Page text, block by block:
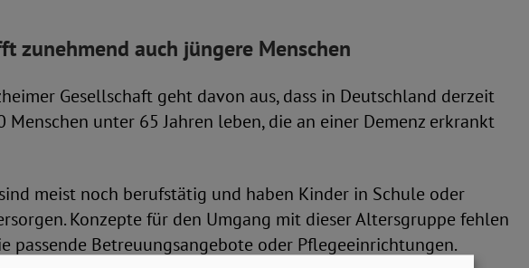
zunehmend auch jüngere Menschen
Gesellschaft geht davon aus, dass in Deutschland derzeit
Menschen unter 65 Jahren leben, die an einer Demenz erkrankt
meist noch berufstätig und haben Kinder in Schule oder
Konzepte für den Umgang mit dieser Altersgruppe fehlen
passende Betreuungsangebote oder Pflegeeinrichtungen.